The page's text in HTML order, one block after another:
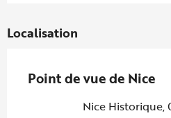
Localisation
Point de vue de Nice
Nice Historique,